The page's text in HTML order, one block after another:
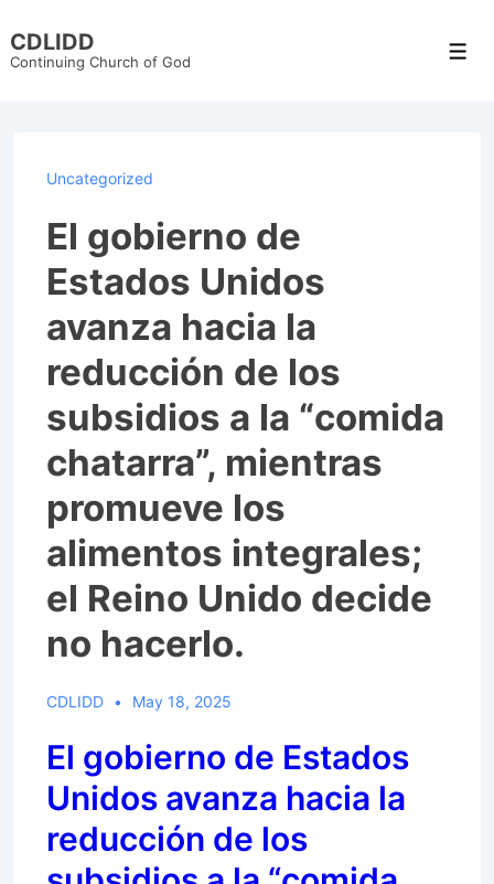
Skip
CDLIDD
Continuing Church of God
Uncategorized
El gobierno de
Estados Unidos
avanza hacia la
reducción de los
subsidios a la “comida
chatarra”, mientras
promueve los
alimentos integrales;
el Reino Unido decide
no hacerlo.
CDLIDD May 18, 2025
El gobierno de Estados
Unidos avanza hacia la
reducción de los